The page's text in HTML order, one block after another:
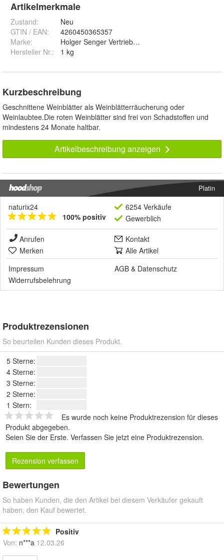
Artikelmerkmale
Zustand:
Neu
GTIN / EAN:
4260450365357
Marke:
Holger Senger Vertrieb von Naturrohstoffen e.K.
Hersteller Nr.:
1 kg
Kurzbeschreibung
Geschnittene Weinblätter als Weinblätterräucherung oder
Weinlaubtee.Die roten Weinblätter sind frei von Schadstoffen und
mindestens 24 Monate haltbar.
Artikelbeschreibung anzeigen
Platin
naturix24
100% positiv
6254 Verkäufe
Gewerblich
Anrufen
Kontakt
Merken
Alle Artikel
Impressum
AGB & Datenschutz
Widerrufsbelehrung
Produktrezensionen
So beurteilen Kunden dieses Produkt.
5 Sterne:
4 Sterne:
3 Sterne:
2 Sterne:
1 Stern:
Es wurde noch keine Produktrezension für dieses
Produkt abgegeben.
Seien Sie der Erste. Verfassen Sie jetzt eine Produktrezension.
Rezension verfassen
Bewertungen
So haben Kunden, die den Artikel bei diesem Verkäufer gekauft
haben, den Kauf bewertet.
Positiv
Von: n***a 12.03.26